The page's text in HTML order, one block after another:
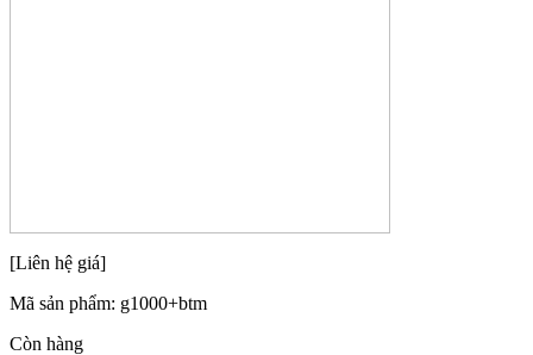
[Liên hệ giá]
Mã sản phẩm: g1000+btm
Còn hàng